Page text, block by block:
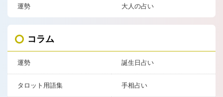
運勢 大人の占い
コラム
運勢 誕生日占い
タロット用語集 手相占い